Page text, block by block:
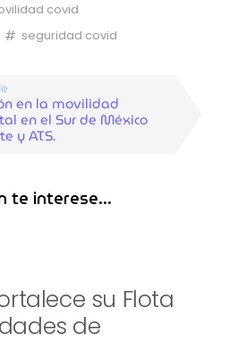
covid
seguridad covid
en la movilidad
en el Sur de México
y ATS.
te interese...
su Flota
de